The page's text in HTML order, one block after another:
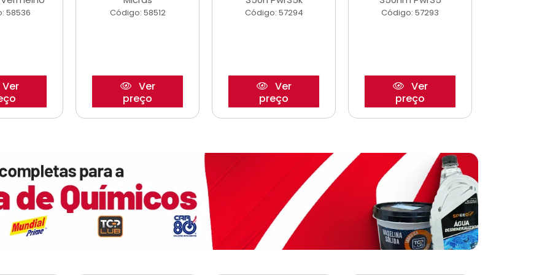
58536
Ver
Código: 58512
Ver
preço
Código: 57294
Ver
preço
Código: 57293
Ver
preço